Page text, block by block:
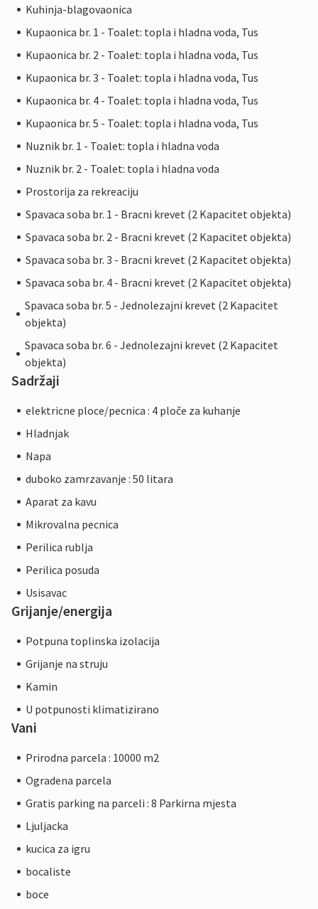
Kuhinja-blagovaonica
Kupaonica br. 1 - Toalet: topla i hladna voda, Tus
Kupaonica br. 2 - Toalet: topla i hladna voda, Tus
Kupaonica br. 3 - Toalet: topla i hladna voda, Tus
Kupaonica br. 4 - Toalet: topla i hladna voda, Tus
Kupaonica br. 5 - Toalet: topla i hladna voda, Tus
Nuznik br. 1 - Toalet: topla i hladna voda
Nuznik br. 2 - Toalet: topla i hladna voda
Prostorija za rekreaciju
Spavaca soba br. 1 - Bracni krevet (2 Kapacitet objekta)
Spavaca soba br. 2 - Bracni krevet (2 Kapacitet objekta)
Spavaca soba br. 3 - Bracni krevet (2 Kapacitet objekta)
Spavaca soba br. 4 - Bracni krevet (2 Kapacitet objekta)
Spavaca soba br. 5 - Jednolezajni krevet (2 Kapacitet
objekta)
Spavaca soba br. 6 - Jednolezajni krevet (2 Kapacitet
objekta)
Sadržaji
elektricne ploce/pecnica : 4 ploče za kuhanje
Hladnjak
Napa
duboko zamrzavanje : 50 litara
Aparat za kavu
Mikrovalna pecnica
Perilica rublja
Perilica posuda
Usisavac
Grijanje/energija
Potpuna toplinska izolacija
Grijanje na struju
Kamin
U potpunosti klimatizirano
Vani
Prirodna parcela : 10000 m2
Ogradena parcela
Gratis parking na parceli : 8 Parkirna mjesta
Ljuljacka
kucica za igru
bocaliste
boce